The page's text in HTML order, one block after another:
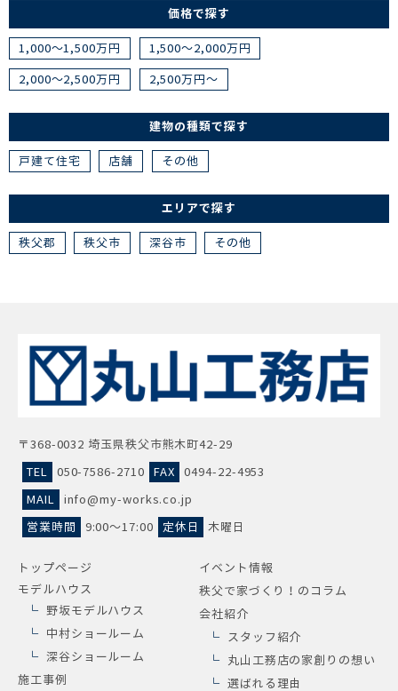
価格で探す
1,000～1,500万円 1,500～2,000万円
2,000～2,500万円 2,500万円～
建物の種類で探す
戸建て住宅 店舗 その他
エリアで探す
秩父郡 秩父市 深谷市 その他
〒368-0032 埼玉県秩父市熊木町42-29
TEL
050-7586-2710 FAX
0494-22-4953
MAIL
info@my-works.co.jp
営業時間
9:00～17:00 定休日 木曜日
トップページ
モデルハウス
野坂モデルハウス
中村ショールーム
深谷ショールーム
施工事例
イベント情報
秩父で家づくり！のコラム
会社紹介
スタッフ紹介
丸山工務店の家創りの想い
選ばれる理由